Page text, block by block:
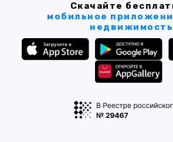
Скачайте
мобильное
недвижимость